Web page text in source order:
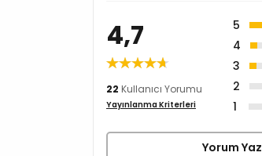
4,7
22 Kullanıcı Yorumu
Yayınlanma Kriterleri
5
4
3
2
1
Yorum Yaz